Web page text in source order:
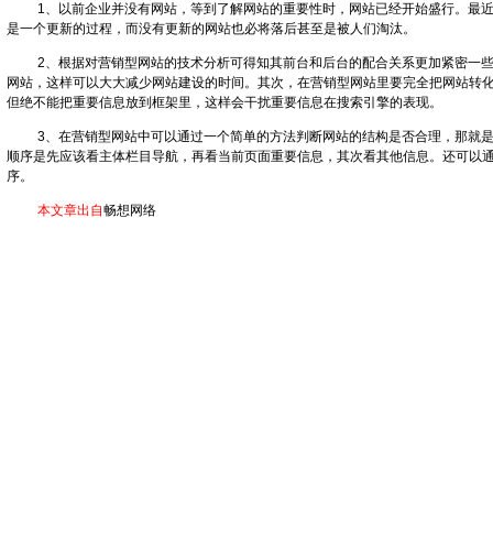
1、以前企业并没有网站，等到了解网站的重要性时，网站已经开始盛行。最
是一个更新的过程，而没有更新的网站也必将落后甚至是被人们淘汰。
2、根据对营销型网站的技术分析可得知其前台和后台的配合关系更加紧密一
网站，这样可以大大减少网站建设的时间。其次，在营销型网站里要完全把网站转
但绝不能把重要信息放到框架里，这样会干扰重要信息在搜索引擎的表现。
3、在营销型网站中可以通过一个简单的方法判断网站的结构是否合理，那就
顺序是先应该看主体栏目导航，再看当前页面重要信息，其次看其他信息。还可以
序。
本文章出自畅想网络